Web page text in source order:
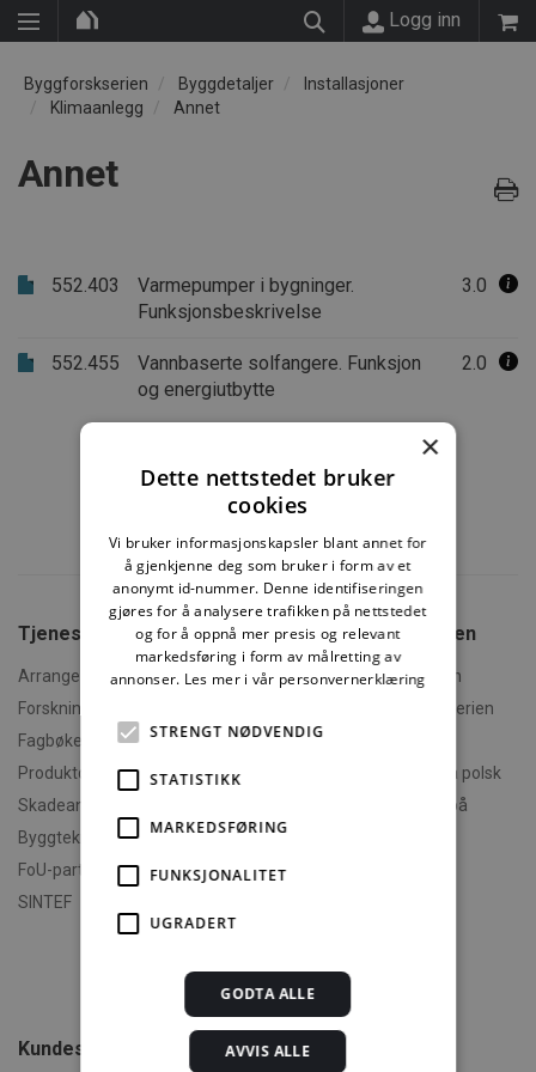
Logg inn
Byggforskserien Byggdetaljer
Installasjoner
Klimaanlegg
Annet
Annet
552.403
Varmepumper i bygninger.
Funksjonsbeskrivelse
3.0
552.455
Vannbaserte solfangere. Funksjon
og energiutbytte
2.0
Tjenester fra SINTEF
Arrangementer og kurs
Forskningsrapporter
Fagbøker og nettkurs
Produktdokumentasjon
Skadeanalyse
Byggteknisk spesialrådgivning
FoU-partner
SINTEF
Om Byggforskserien
Hva er Byggforskserien
Finn fram i Byggforskserien
Om Min side
Polski - informasjon på polsk
English - informasjon på
engelsk
Om TEK-sjekk
Kundeservice
×
Dette nettstedet bruker
cookies
Vi bruker informasjonskapsler blant annet for
å gjenkjenne deg som bruker i form av et
anonymt id-nummer. Denne identifiseringen
gjøres for å analysere trafikken på nettstedet
og for å oppnå mer presis og relevant
markedsføring i form av målretting av
annonser. Les mer i vår personvernerklæring
STRENGT NØDVENDIG
STATISTIKK
MARKEDSFØRING
FUNKSJONALITET
UGRADERT
GODTA ALLE
AVVIS ALLE